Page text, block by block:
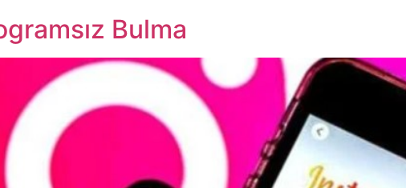
Bulma